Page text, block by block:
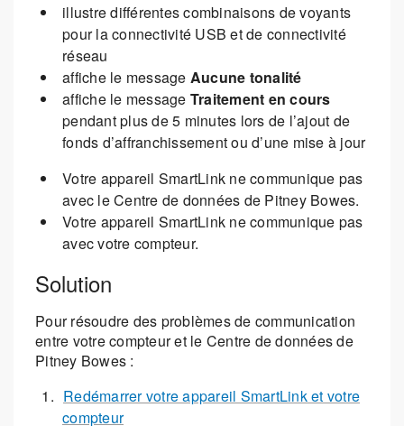
illustre différentes combinaisons de voyants
pour la connectivité USB et de connectivité
réseau
affiche le message Aucune tonalité
affiche le message Traitement en cours
pendant plus de 5 minutes lors de l’ajout de
fonds d’affranchissement ou d’une mise à jour
Votre appareil SmartLink ne communique pas
avec le Centre de données de Pitney Bowes.
Votre appareil SmartLink ne communique pas
avec votre compteur.
Solution
Pour résoudre des problèmes de communication
entre votre compteur et le Centre de données de
Pitney Bowes :
Redémarrer votre appareil SmartLink et votre
compteur